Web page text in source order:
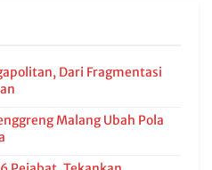
Dari Fragmentasi
Malang Ubah Pola